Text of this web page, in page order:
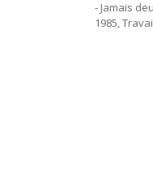
- Jamais
1985,